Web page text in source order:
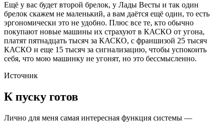
Ещё у вас будет второй брелок, у Лады Весты и так один
брелок скажем не маленький, а вам даётся ещё один, то есть
эргономически это не удобно. Плюс все те, кто обычно
покупают новые машины их страхуют в КАСКО от угона,
платят пятнадцать тысяч за КАСКО, с франшизой 25 тысяч
КАСКО и еще 15 тысяч за сигнализацию, чтобы успокоить
себя, что мою машинку не угонят, но это бессмысленно.
Источник
К пуску готов
Лично для меня самая интересная функция системы —